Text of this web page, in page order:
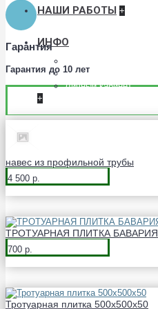
НАШИ РАБОТЫ +
ИНФО
О нас
Личный кабинет
+
Гарантия
Гарантия до 10 лет
навес из профильной трубы
4 500 р.
ТРОТУАРНАЯ ПЛИТКА БАВАРИЯ
700 р.
Тротуарная плитка 500х500х50